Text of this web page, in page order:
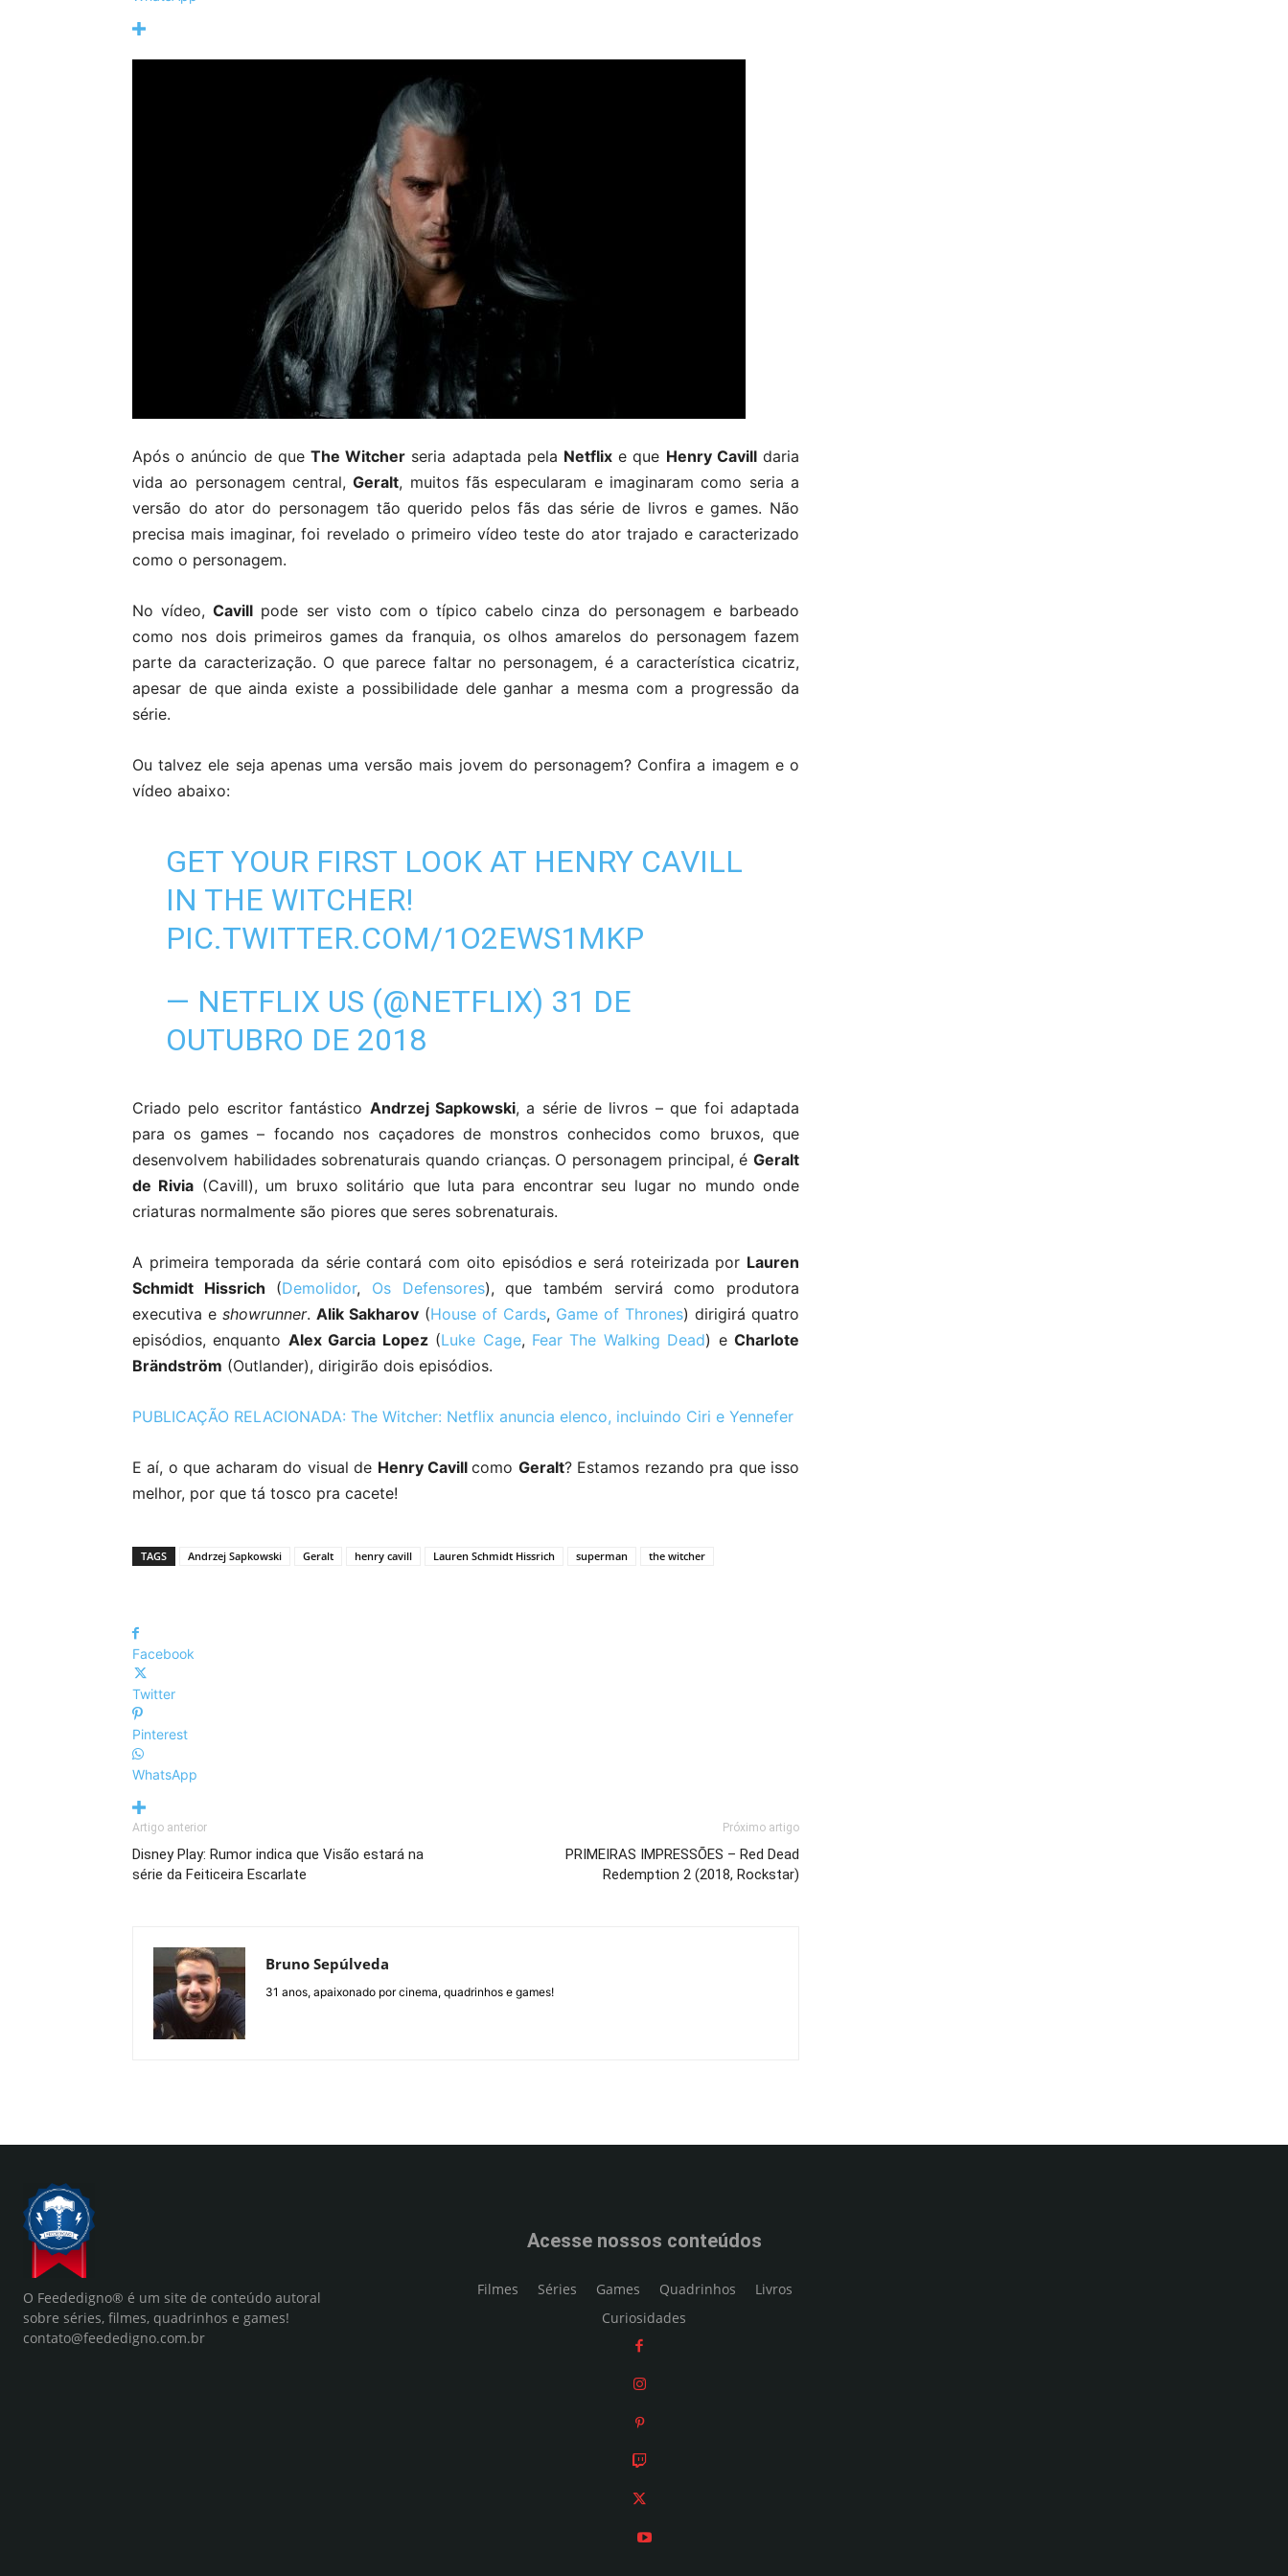
Após o anúncio de que The Witcher seria adaptada pela Netflix e que Henry Cavilldaria
vida ao personagem central,Geralt, muitos fãs especularam e imaginaram como seria a
versão do ator do personagem tão querido pelos fãs das série de livros e games. Não
precisa mais imaginar, foi revelado o primeiro vídeo teste do ator trajado e caracterizado
como o personagem.
No vídeo,Cavill pode ser visto com o típico cabelo cinza do personagem e barbeado
como nos dois primeiros games da franquia, os olhos amarelos do personagem fazem
parte da caracterização. O que parece faltar no personagem, é a característica cicatriz,
apesar de que ainda existe a possibilidade dele ganhar a mesma com a progressão da
série.
Ou talvez ele seja apenas uma versão mais jovem do personagem? Confira a imagem e o
vídeo abaixo:
GET YOUR FIRST LOOK AT HENRY CAVILL
IN THE WITCHER!
PIC.TWITTER.COM/1O2EWS1MKP
— NETFLIX US (@NETFLIX) 31 DE
OUTUBRO DE 2018
Criado pelo escritor fantástico Andrzej Sapkowski, a série de livros – que foi adaptada
para os games – focando nos caçadores de monstros conhecidos como bruxos, que
desenvolvem habilidades sobrenaturais quando crianças. O personagem principal, é Geralt
de Rivia (Cavill), um bruxo solitário que luta para encontrar seu lugar no mundo onde
criaturas normalmente são piores que seres sobrenaturais.
A primeira temporada da série contará com oito episódios e será roteirizada por Lauren
Schmidt Hissrich (Demolidor, Os Defensores), que também servirá como produtora
executiva e showrunner. Alik Sakharov (House of Cards, Game of Thrones) dirigirá quatro
episódios, enquanto Alex Garcia Lopez(Luke Cage, Fear The Walking Dead) eCharlote
Brändström (Outlander), dirigirão dois episódios.
PUBLICAÇÃO RELACIONADA: The Witcher: Netflix anuncia elenco, incluindo Ciri e Yennefer
E aí, o que acharam do visual de Henry Cavillcomo Geralt? Estamos rezando pra que isso
melhor, por que tá tosco pra cacete!
TAGS Andrzej Sapkowski Geralt henry cavill Lauren Schmidt Hissrich superman the witcher
Facebook
Twitter
Pinterest
WhatsApp
Artigo anterior
Disney Play: Rumor indica que Visão estará na
série da Feiticeira Escarlate
Próximo artigo
PRIMEIRAS IMPRESSÕES – Red Dead
Redemption 2 (2018, Rockstar)
Bruno Sepúlveda
31 anos, apaixonado por cinema, quadrinhos e games!
O Feededigno® é um site de conteúdo autoral
sobre séries, filmes, quadrinhos e games!
contato@feededigno.com.br
Acesse nossos conteúdos
Filmes Séries Games Quadrinhos
Livros
Curiosidades